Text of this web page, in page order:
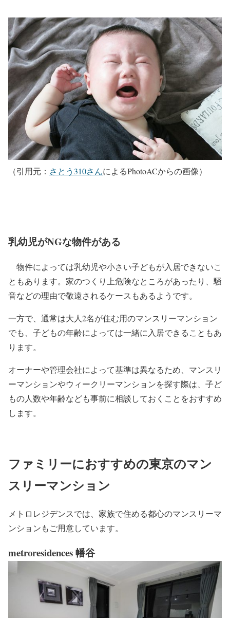
（引用元： さとう310さんによるPhotoACからの画像）
乳幼児がNGな物件がある
物件によっては乳幼児や小さい子どもが入居できないこ
ともあります。家のつくり上危険なところがあったり、騒
音などの理由で敬遠されるケースもあるようです。
一方で、通常は大人2名が住む用のマンスリーマンション
でも、子どもの年齢によっては一緒に入居できることもあ
ります。
オーナーや管理会社によって基準は異なるため、マンスリ
ーマンションやウィークリーマンションを探す際は、子ど
もの人数や年齢なども事前に相談しておくことをおすすめ
します。
ファミリーにおすすめの東京のマン
スリーマンション
メトロレジデンスでは、家族で住める都心のマンスリーマ
ンションもご用意しています。
metroresidences 幡谷